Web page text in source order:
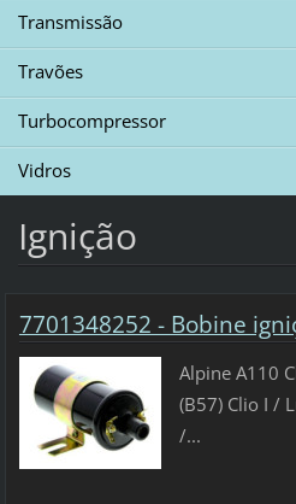
Transmissão
Travões
Turbocompressor
Vidros
Ignição
7701348252 - Bobine
Alpine A110
(B57) Clio I /
/...